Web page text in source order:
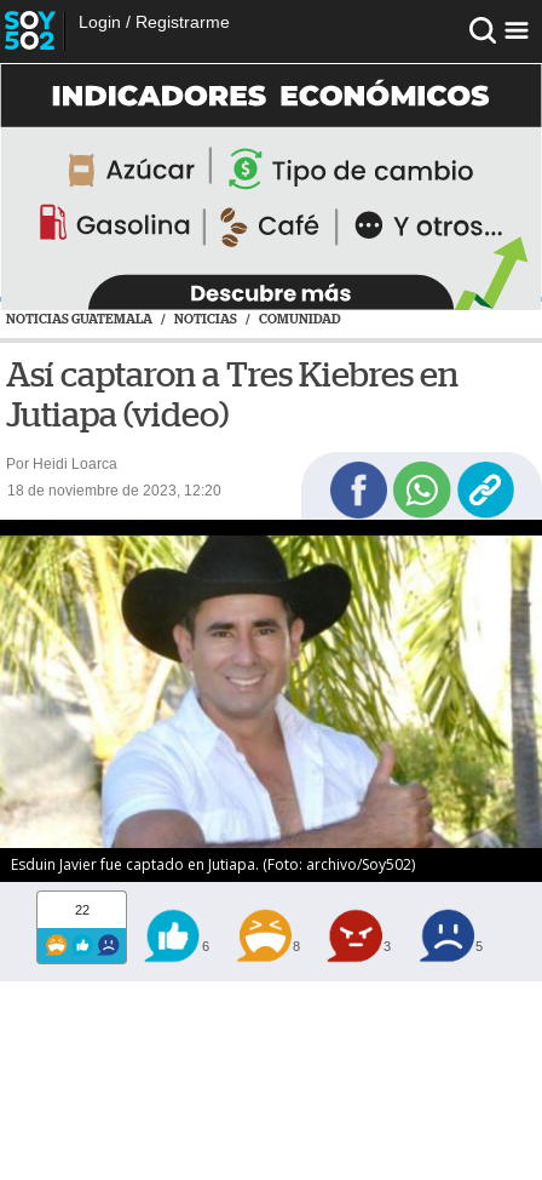
Login / Registrarme
NOTICIAS GUATEMALA / NOTICIAS / COMUNIDAD
Así captaron a Tres Kiebres en
Jutiapa (video)
Por Heidi Loarca
18 de noviembre de 2023, 12:20
Esduin Javier fue captado en Jutiapa. (Foto: archivo/Soy502)
22
6 8 3 5